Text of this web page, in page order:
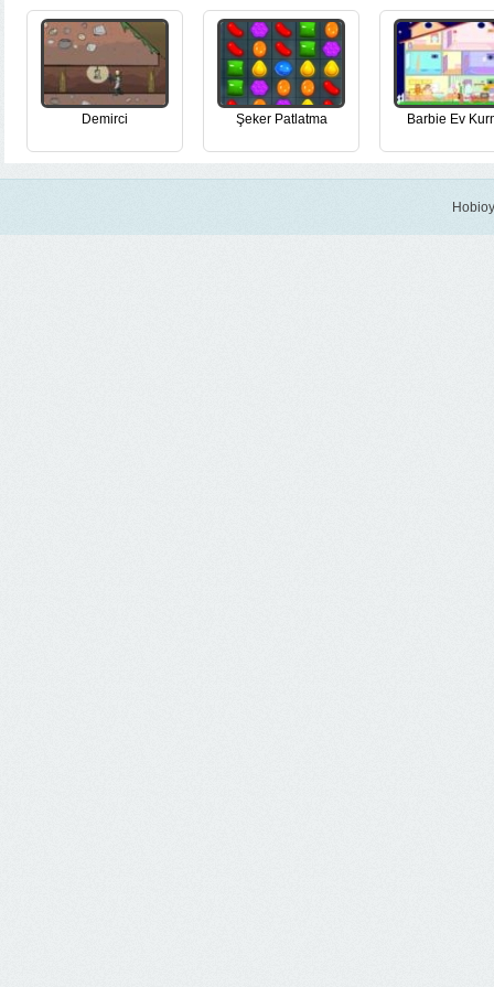
Demirci Şeker Patlatma Barbie Ev